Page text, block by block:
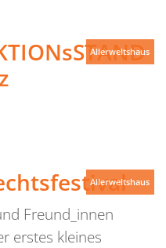
Allerweltshaus
Freund_innen
erstes kleines
Allerweltshaus